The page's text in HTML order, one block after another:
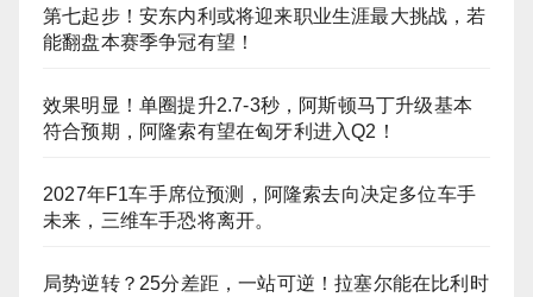
第七起步！安东内利或将迎来职业生涯最大挑战，若
能翻盘本赛季争冠有望！
效果明显！单圈提升2.7-3秒，阿斯顿马丁升级基本
符合预期，阿隆索有望在匈牙利进入Q2！
2027年F1车手席位预测，阿隆索去向决定多位车手
未来，三维车手恐将离开。
局势逆转？25分差距，一站可逆！拉塞尔能在比利时